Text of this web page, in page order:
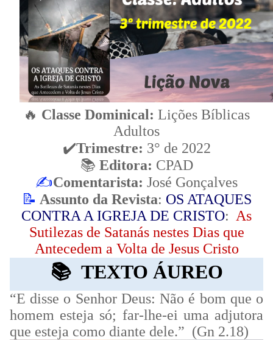
🔥 Classe Dominical: Lições Bíblicas
Adultos
✔Trimestre: 3° de 2022
📚 Editora: CPAD
✍Comentarista: José Gonçalves
📝 Assunto da Revista: OS ATAQUES
CONTRA A IGREJA DE CRISTO: As
Sutilezas de Satanás nestes Dias que
Antecedem a Volta de Jesus Cristo
📚 TEXTO ÁUREO
“E disse o Senhor Deus: Não é bom que o
homem esteja só; far-lhe-ei uma adjutora
que esteja como diante dele.” (Gn 2.18)